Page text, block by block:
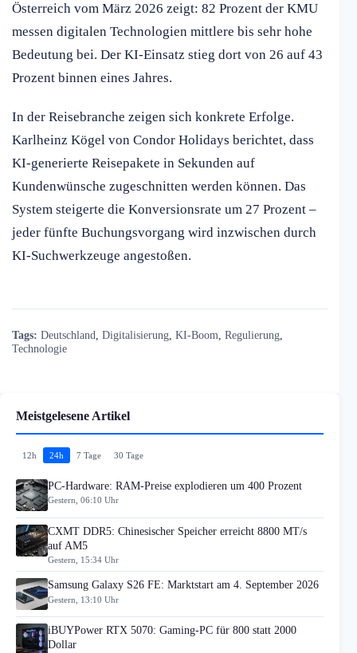
Österreich vom März 2026 zeigt: 82 Prozent der KMU
messen digitalen Technologien mittlere bis sehr hohe
Bedeutung bei. Der KI-Einsatz stieg dort von 26 auf 43
Prozent binnen eines Jahres.
In der Reisebranche zeigen sich konkrete Erfolge.
Karlheinz Kögel von Condor Holidays berichtet, dass
KI-generierte Reisepakete in Sekunden auf
Kundenwünsche zugeschnitten werden können. Das
System steigerte die Konversionsrate um 27 Prozent –
jeder fünfte Buchungsvorgang wird inzwischen durch
KI-Suchwerkzeuge angestoßen.
Tags: Deutschland Digitalisierung KI-Boom Regulierung
Technologie
Meistgelesene Artikel
12h 24h 7 Tage 30 Tage
PC-Hardware: RAM-Preise explodieren um 400 Prozent
Gestern, 06:10 Uhr
CXMT DDR5: Chinesischer Speicher erreicht 8800 MT/s
auf AM5
Gestern, 15:34 Uhr
Samsung Galaxy S26 FE: Marktstart am 4. September 2026
Gestern, 13:10 Uhr
iBUYPower RTX 5070: Gaming-PC für 800 statt 2000
Dollar